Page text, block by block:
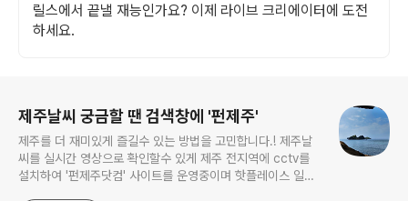
릴스에서 끝낼 재능인가요? 이제 라이브 크리에이터에 도전
하세요.
제주날씨 궁금할 땐 검색창에 '펀제주'
제주를 더 재미있게 즐길수 있는 방법을 고민합니다.! 제주날
씨를 실시간 영상으로 확인할수 있게 제주 전지역에 cctv를
설치하여 '펀제주닷컴' 사이트를 운영중이며 핫플레이스 일변